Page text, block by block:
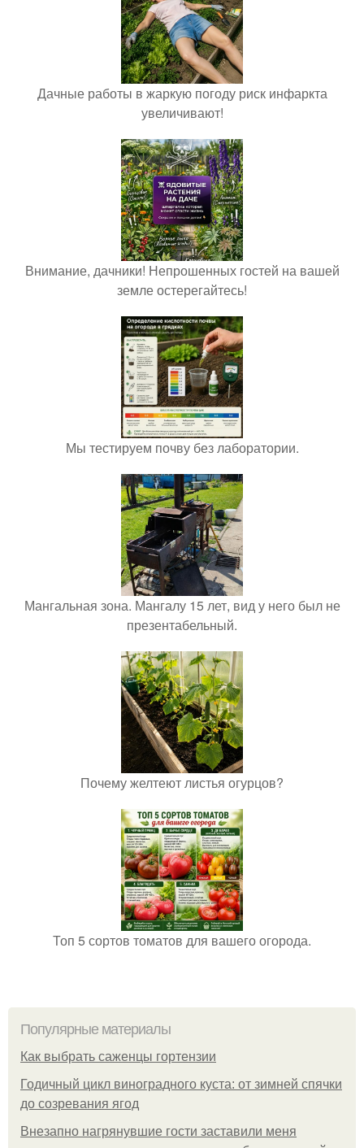
Дачные работы в жаркую погоду риск инфаркта
увеличивают!
Внимание, дачники! Непрошенных гостей на вашей
земле остерегайтесь!
Мы тестируем почву без лаборатории.
Мангальная зона. Мангалу 15 лет, вид у него был не
презентабельный.
Почему желтеют листья огурцов?
Топ 5 сортов томатов для вашего огорода.
Популярные материалы
Как выбрать саженцы гортензии
Годичный цикл виноградного куста: от зимней спячки
до созревания ягод
Внезапно нагрянувшие гости заставили меня